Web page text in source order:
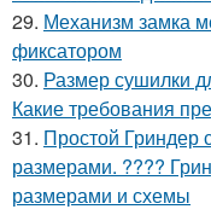
29. Механизм замка
фиксатором
30. Размер сушилки
Какие требования
31. Простой Гриндер
размерами. ????
размерами и схемы